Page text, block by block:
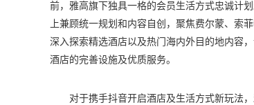
前，雅高旗下独具一格的会员生活方式忠诚计
上兼顾统一规划和内容自创，聚焦费尔蒙、索
深入探索精选酒店以及热门海内外目的地内容
酒店的完善设施及优质服务。
对于携手抖音开启酒店及生活方式新玩法